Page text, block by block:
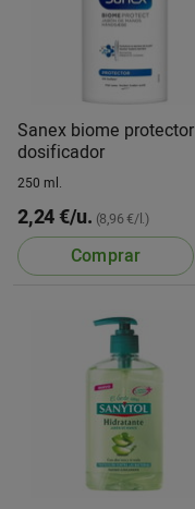
Sanex biome protector
dosificador
250 ml.
2,24 €/u. (8,96 €/l.)
Comprar